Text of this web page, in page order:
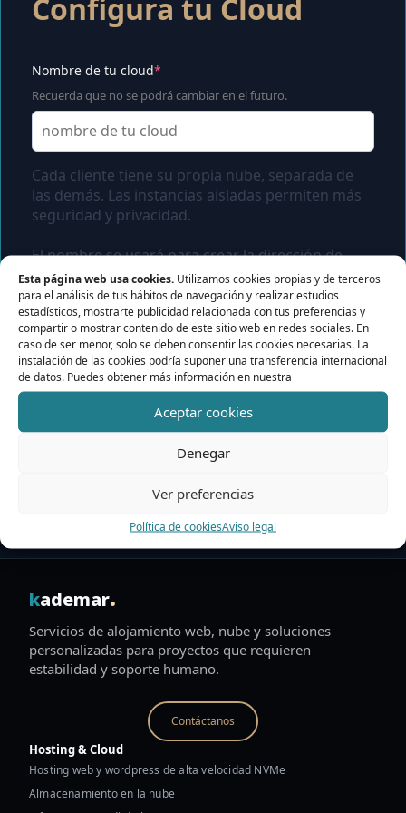
Esta página web usa cookies. Utilizamos cookies propias y de terceros
para el análisis de tus hábitos de navegación y realizar estudios
estadísticos, mostrarte publicidad relacionada con tus preferencias y
compartir o mostrar contenido de este sitio web en redes sociales. En
caso de ser menor, solo se deben consentir las cookies necesarias. La
instalación de las cookies podría suponer una transferencia internacional
de datos. Puedes obtener más información en nuestra
Aceptar cookies
Denegar
Ver preferencias
Política de cookiesAviso legal
Configura tu Cloud
Nombre de tu cloud*
Recuerda que no se podrá cambiar en el futuro.
Cada cliente tiene su propia nube, separada de
las demás. Las instancias aisladas permiten más
seguridad y privacidad.
El nombre se usará para crear la dirección de
acceso a tu cloud. Por ejemplo:
micloud.cloudprivadoseguro.com
Activar Mi Plan
Almacenamiento cloud
kademar.
Servicios de alojamiento web, nube y soluciones
personalizadas para proyectos que requieren
estabilidad y soporte humano.
Contáctanos
Hosting & Cloud
Hosting web y wordpress de alta velocidad NVMe
Almacenamiento en la nube